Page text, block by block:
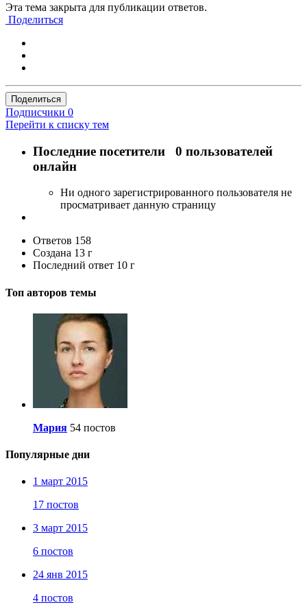
Эта тема закрыта для публикации ответов.
Поделиться
Поделиться
Подписчики 0
Перейти к списку тем
Последние посетители 0 пользователей
онлайн
Ни одного зарегистрированного пользователя не
просматривает данную страницу
Ответов 158
Создана 13 г
Последний ответ 10 г
Топ авторов темы
Мария 54 постов
Популярные дни
1 март 2015
17 постов
3 март 2015
6 постов
24 янв 2015
4 постов